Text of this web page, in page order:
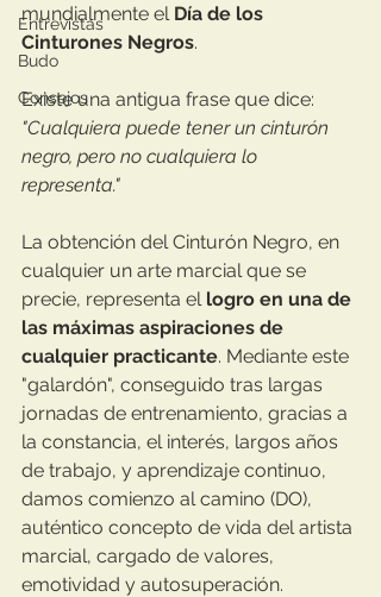
Entrevistas
Budo
Consejos
mundialmente el Día de los
Cinturones Negros.
Existe una antigua frase que dice:
"Cualquiera puede tener un cinturón
negro, pero no cualquiera lo
representa."
La obtención del Cinturón Negro, en
cualquier un arte marcial que se
precie, representa el logro en una de
las máximas aspiraciones de
cualquier practicante. Mediante este
"galardón", conseguido tras largas
jornadas de entrenamiento, gracias a
la constancia, el interés, largos años
de trabajo, y aprendizaje continuo,
damos comienzo al camino (DO),
auténtico concepto de vida del artista
marcial, cargado de valores,
emotividad y autosuperación.